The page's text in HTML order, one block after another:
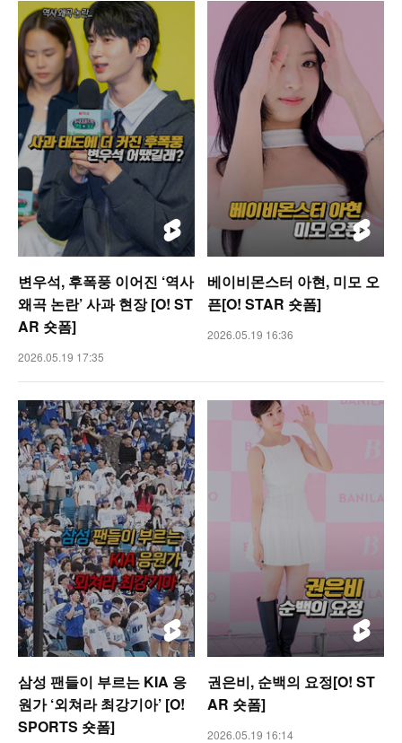
변우석, 후폭풍 이어진 ‘역사
왜곡 논란’ 사과 현장 [O! ST
AR 숏폼]
2026.05.19 17:35
베이비몬스터 아현, 미모 오
픈[O! STAR 숏폼]
2026.05.19 16:36
삼성 팬들이 부르는 KIA 응
원가 ‘외쳐라 최강기아’ [O!
SPORTS 숏폼]
권은비, 순백의 요정[O! ST
AR 숏폼]
2026.05.19 16:14